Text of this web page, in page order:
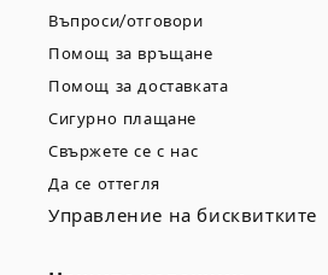
Въпроси/отговори
Помощ за връщане
Помощ за доставката
Сигурно плащане
Свържете се с нас
Да се оттегля
Управление на бисквитките